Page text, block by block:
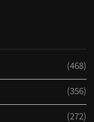
(468)
(356)
(272)